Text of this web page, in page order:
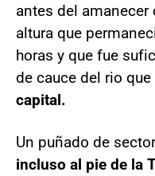
antes del
altura que
horas y que fue
de cauce del rio que
capital.
Un puñado de
incluso al pie de la